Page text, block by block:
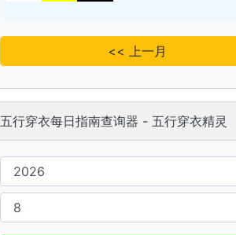
<< 上一月
五行穿衣每日指南查询器 - 五行穿衣精灵